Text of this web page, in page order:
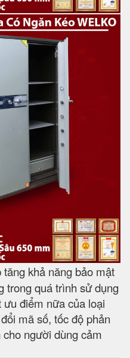
tăng khả năng bảo mật
trong quá trình sử dụng
điểm nữa của loại
mã số, tốc độ phản
người dùng cảm